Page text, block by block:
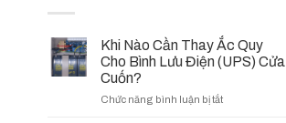
Khi Nào Cần Thay Ắc Quy
Cho Bình Lưu Điện (UPS) Cửa
Cuốn?
Chức năng bình luận bị tắtở